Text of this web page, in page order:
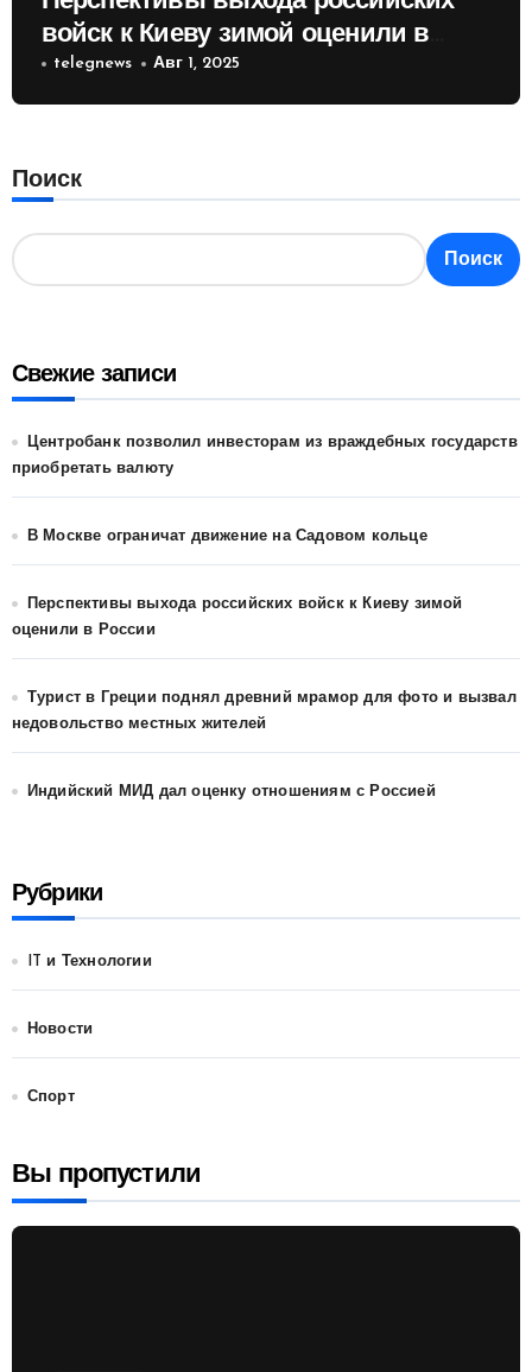
войск к Киеву зимой оценили в
России
telegnews Авг 1, 2025
Поиск
Поиск
Свежие записи
Центробанк позволил инвесторам из враждебных государств
приобретать валюту
В Москве ограничат движение на Садовом кольце
Перспективы выхода российских войск к Киеву зимой
оценили в России
Турист в Греции поднял древний мрамор для фото и вызвал
недовольство местных жителей
Индийский МИД дал оценку отношениям с Россией
Рубрики
IT и Технологии
Новости
Спорт
Вы пропустили